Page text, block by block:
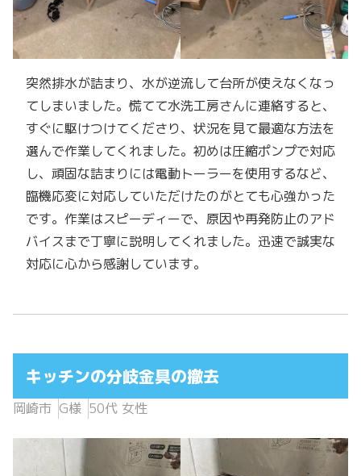
突然排水が詰まり、水が逆流して台所が使えなくなっ
てしまいました。慌てて水洗工房さんに連絡すると、
すぐに駆けつけてくださり、状況を見て最適な方法を
選んで作業してくれました。初めは圧縮ポンプで対応
し、頑固な詰まりには電動トーラーを使用するなど、
臨機応変に対応していただけたのがとても心強かった
です。作業はスピーディーで、原因や再発防止のアド
バイスまで丁寧に説明してくれました。迅速で誠実な
対応に心から感謝しています。
キッチンの分岐金具の撤去
岡崎市 G様 50代 女性